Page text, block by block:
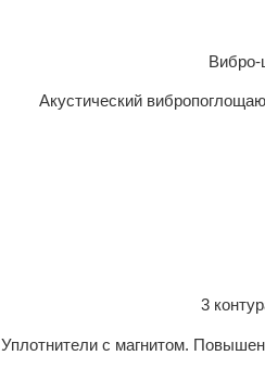
Вибро-
Акустический
3
Уплотнители с магнитом.